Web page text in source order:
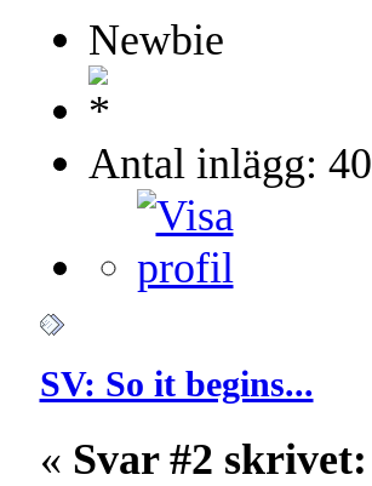
Newbie
Antal inlägg: 40
SV: So it begins...
« Svar #2 skrivet: